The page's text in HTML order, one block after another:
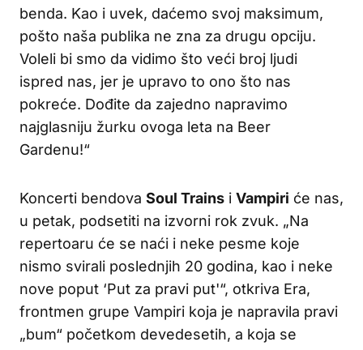
benda. Kao i uvek, daćemo svoj maksimum,
pošto naša publika ne zna za drugu opciju.
Voleli bi smo da vidimo što veći broj ljudi
ispred nas, jer je upravo to ono što nas
pokreće. Dođite da zajedno napravimo
najglasniju žurku ovoga leta na Beer
Gardenu!“
Koncerti bendova Soul Trains i Vampiri će nas,
u petak, podsetiti na izvorni rok zvuk. „Na
repertoaru će se naći i neke pesme koje
nismo svirali poslednjih 20 godina, kao i neke
nove poput ‘Put za pravi put'“, otkriva Era,
frontmen grupe Vampiri koja je napravila pravi
„bum“ početkom devedesetih, a koja se